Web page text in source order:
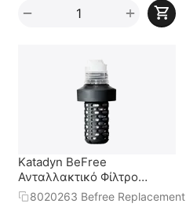
+
−
Katadyn BeFree
Ανταλλακτικό Φίλτρο
Νερού
8020263 Befree Replacement